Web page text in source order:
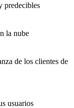
predecibles
la nube
de los clientes de
usuarios